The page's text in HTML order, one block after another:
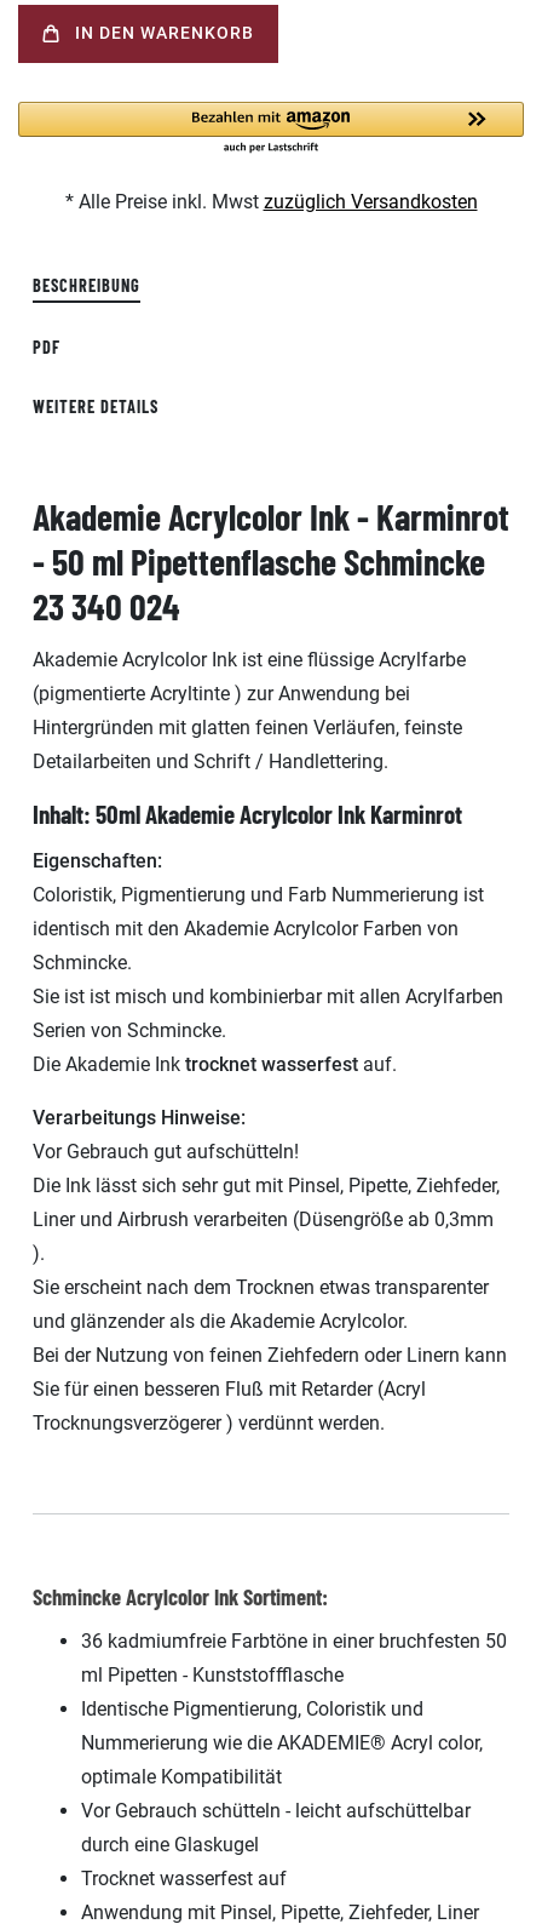
IN DEN WARENKORB
* Alle Preise inkl. Mwst zuzüglich Versandkosten
BESCHREIBUNG
PDF
WEITERE DETAILS
Akademie Acrylcolor Ink - Karminrot
- 50 ml Pipettenflasche Schmincke
23 340 024
Akademie Acrylcolor Ink ist eine flüssige Acrylfarbe
(pigmentierte Acryltinte ) zur Anwendung bei
Hintergründen mit glatten feinen Verläufen, feinste
Detailarbeiten und Schrift / Handlettering.
Inhalt: 50ml Akademie Acrylcolor Ink Karminrot
Eigenschaften:
Coloristik, Pigmentierung und Farb Nummerierung ist
identisch mit den Akademie Acrylcolor Farben von
Schmincke.
Sie ist ist misch und kombinierbar mit allen Acrylfarben
Serien von Schmincke.
Die Akademie Ink trocknet wasserfest auf.
Verarbeitungs Hinweise:
Vor Gebrauch gut aufschütteln!
Die Ink lässt sich sehr gut mit Pinsel, Pipette, Ziehfeder,
Liner und Airbrush verarbeiten (Düsengröße ab 0,3mm
).
Sie erscheint nach dem Trocknen etwas transparenter
und glänzender als die Akademie Acrylcolor.
Bei der Nutzung von feinen Ziehfedern oder Linern kann
Sie für einen besseren Fluß mit Retarder (Acryl
Trocknungsverzögerer ) verdünnt werden.
Schmincke Acrylcolor Ink Sortiment:
36 kadmiumfreie Farbtöne in einer bruchfesten 50
ml Pipetten - Kunststoffflasche
Identische Pigmentierung, Coloristik und
Nummerierung wie die AKADEMIE® Acryl color,
optimale Kompatibilität
Vor Gebrauch schütteln - leicht aufschüttelbar
durch eine Glaskugel
Trocknet wasserfest auf
Anwendung mit Pinsel, Pipette, Ziehfeder, Liner